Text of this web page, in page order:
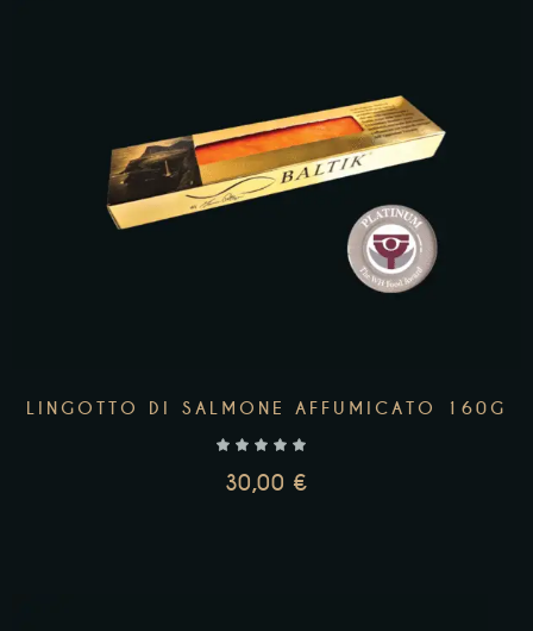
AGGIUNGI AL CARRELLO
LINGOTTO DI SALMONE AFFUMICATO 160G
30,00 €